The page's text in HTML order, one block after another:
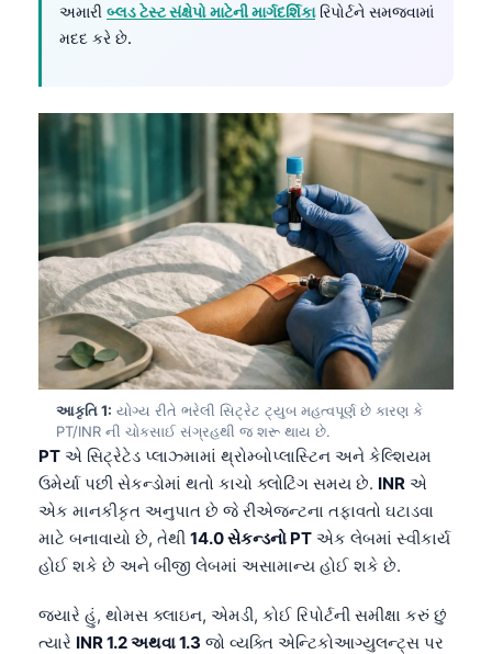
અમારી બ્લડ ટેસ્ટ સંક્ષેપો માટેની માર્ગદર્શિકારિપોર્ટને સમજવામાં
મદદ કરે છે.
આકૃતિ 1: યોગ્ય રીતે ભરેલી સિટ્રેટ ટ્યુબ મહત્વપૂર્ણ છે કારણ કે
PT/INR ની ચોકસાઈ સંગ્રહથી જ શરૂ થાય છે.
PT એ સિટ્રેટેડ પ્લાઝ્મામાં થ્રોમ્બોપ્લાસ્ટિન અને કેલ્શિયમ
ઉમેર્યા પછી સેકન્ડોમાં થતો કાચો ક્લોટિંગ સમય છે. INR એ
એક માનકીકૃત અનુપાત છે જે રીએજન્ટના તફાવતો ઘટાડવા
માટે બનાવાયો છે, તેથી 14.0 સેકન્ડનો PT એક લેબમાં સ્વીકાર્ય
હોઈ શકે છે અને બીજી લેબમાં અસામાન્ય હોઈ શકે છે.
જ્યારે હું, થોમસ ક્લાઇન, એમડી, કોઈ રિપોર્ટની સમીક્ષા કરું છું
ત્યારે INR 1.2 અથવા 1.3 જો વ્યક્તિ એન્ટિકોઆગ્યુલન્ટ્સ પર